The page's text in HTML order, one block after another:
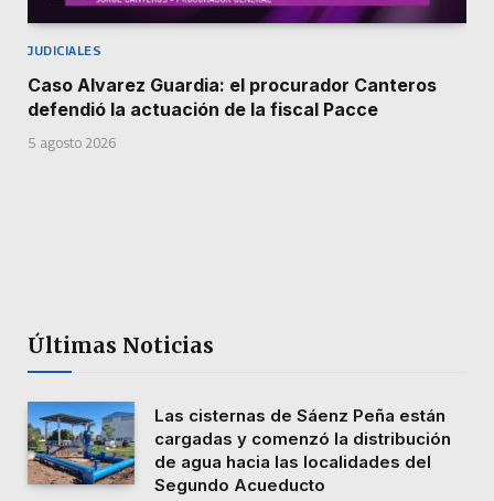
JUDICIALES
Caso Alvarez Guardia: el procurador Canteros
defendió la actuación de la fiscal Pacce
5 agosto 2026
Últimas Noticias
Las cisternas de Sáenz Peña están
cargadas y comenzó la distribución
de agua hacia las localidades del
Segundo Acueducto